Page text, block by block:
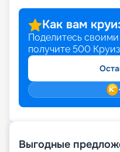
Как вам
Поделитесь
получите 500
Выгодные